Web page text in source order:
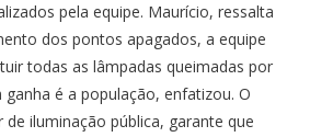
pela equipe. Maurício, ressalta
dos pontos apagados, a equipe
todas as lâmpadas queimadas por
é a população, enfatizou. O
iluminação pública, garante que